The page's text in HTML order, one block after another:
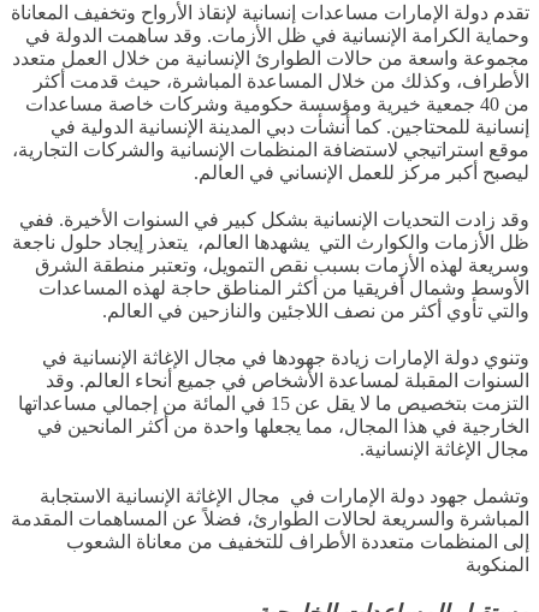
تقدم دولة الإمارات مساعدات إنسانية لإنقاذ الأرواح وتخفيف المعاناة
وحماية الكرامة الإنسانية في ظل الأزمات. وقد ساهمت الدولة في
مجموعة واسعة من حالات الطوارئ الإنسانية من خلال العمل متعدد
الأطراف، وكذلك من خلال المساعدة المباشرة، حيث قدمت أكثر
من 40 جمعية خيرية ومؤسسة حكومية وشركات خاصة مساعدات
إنسانية للمحتاجين. كما أنشأت دبي المدينة الإنسانية الدولية في
موقع استراتيجي لاستضافة المنظمات الإنسانية والشركات التجارية،
ليصبح أكبر مركز للعمل الإنساني في العالم.
وقد زادت التحديات الإنسانية بشكل كبير في السنوات الأخيرة. ففي
ظل الأزمات والكوارث التي يشهدها العالم، يتعذر إيجاد حلول ناجعة
وسريعة لهذه الأزمات بسبب نقص التمويل، وتعتبر منطقة الشرق
الأوسط وشمال أفريقيا من أكثر المناطق حاجة لهذه المساعدات
والتي تأوي أكثر من نصف اللاجئين والنازحين في العالم.
وتنوي دولة الإمارات زيادة جهودها في مجال الإغاثة الإنسانية في
السنوات المقبلة لمساعدة الأشخاص في جميع أنحاء العالم. وقد
التزمت بتخصيص ما لا يقل عن 15 في المائة من إجمالي مساعداتها
الخارجية في هذا المجال، مما يجعلها واحدة من أكثر المانحين في
مجال الإغاثة الإنسانية.
وتشمل جهود دولة الإمارات في مجال الإغاثة الإنسانية الاستجابة
المباشرة والسريعة لحالات الطوارئ، فضلاً عن المساهمات المقدمة
إلى المنظمات متعددة الأطراف للتخفيف من معاناة الشعوب
المنكوبة